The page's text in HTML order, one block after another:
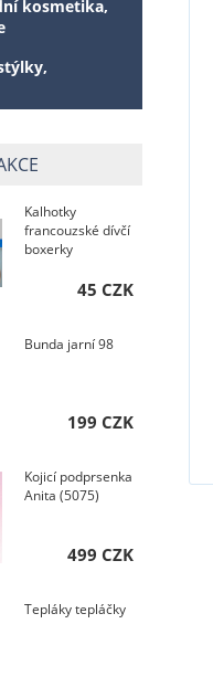
kosmetika,
Kalhotky
francouzské dívčí
boxerky
45 CZK
Bunda jarní 98
199 CZK
Kojicí podprsenka
Anita (5075)
499 CZK
Tepláky tepláčky